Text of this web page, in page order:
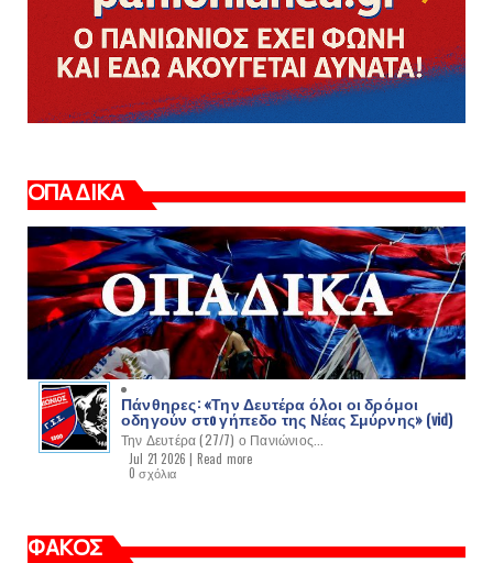
ΟΠΑΔΙΚΑ
Πάνθηρες: «Την Δευτέρα όλοι οι δρόμοι
οδηγούν στo γήπεδο της Νέας Σμύρνης» (vid)
Την Δευτέρα (27/7) ο Πανιώνιος...
Jul 21 2026 | Read more
0 σχόλια
ΦΑΚΟΣ